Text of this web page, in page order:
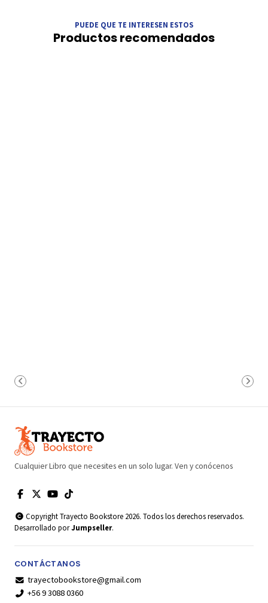
PUEDE QUE TE INTERESEN ESTOS
Productos recomendados
Cualquier Libro que necesites en un solo lugar. Ven y conócenos
Copyright Trayecto Bookstore 2026. Todos los derechos reservados.
Desarrollado porJumpseller.
CONTÁCTANOS
trayectobookstore@gmail.com
+56 9 3088 0360